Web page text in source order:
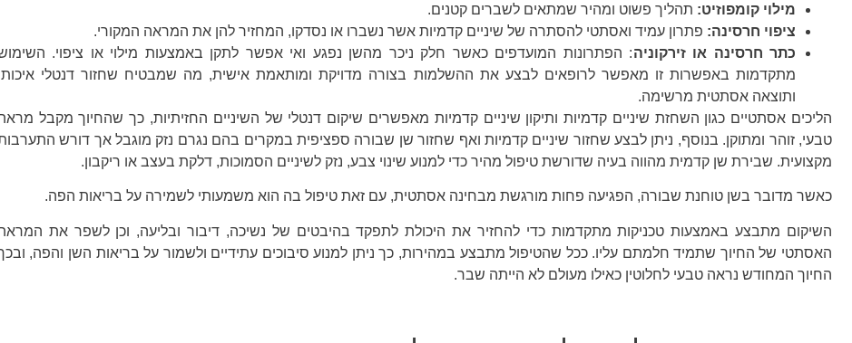
מילוי קומפוזיט: תהליך פשוט ומהיר שמתאים לשברים קטנים.
ציפוי חרסינה: פתרון עמיד ואסתטי להסתרה של שיניים קדמיות אשר נשברו או נסדקו, המחזיר להן את המראה המקורי.
כתר חרסינה או זירקוניה: הפתרונות המועדפים כאשר חלק ניכר מהשן נפגע ואי אפשר לתקן באמצעות מילוי או ציפוי.
מתקדמות באפשרות זו מאפשר לרופאים לבצע את ההשלמות בצורה מדויקת ומותאמת אישית, מה שמבטיח שחזור דנטלי
ותוצאה אסתטית מרשימה.
הליכים אסתטיים כגון השחזת שיניים קדמיות ותיקון שיניים קדמיות מאפשרים שיקום דנטלי של השיניים החזיתיות, כך שהחיוך מקבל
טבעי, זוהר ומתוקן. בנוסף, ניתן לבצע שחזור שיניים קדמיות ואף שחזור שן שבורה ספציפית במקרים בהם נגרם נזק מוגבל אך דורש
מקצועית. שבירת שן קדמית מהווה בעיה שדורשת טיפול מהיר כדי למנוע שינוי צבע, נזק לשיניים הסמוכות, דלקת בעצב או ריקבון.
כאשר מדובר בשן טוחנת שבורה, הפגיעה פחות מורגשת מבחינה אסתטית, עם זאת טיפול בה הוא משמעותי לשמירה על בריאות הפה.
השיקום מתבצע באמצעות טכניקות מתקדמות כדי להחזיר את היכולת לתפקד בהיבטים של נשיכה, דיבור ובליעה, וכן לשפר את
האסתטי של החיוך שתמיד חלמתם עליו. ככל שהטיפול מתבצע במהירות, כך ניתן למנוע סיבוכים עתידיים ולשמור על בריאות השן והפה,
החיוך המחודש נראה טבעי לחלוטין כאילו מעולם לא הייתה שבר.